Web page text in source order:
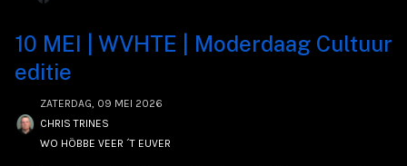
10 MEI | WVHTE | Moderdaag Cultuur
editie
ZATERDAG, 09 MEI 2026
CHRIS TRINES
WO HÖBBE VEER ´T EUVER